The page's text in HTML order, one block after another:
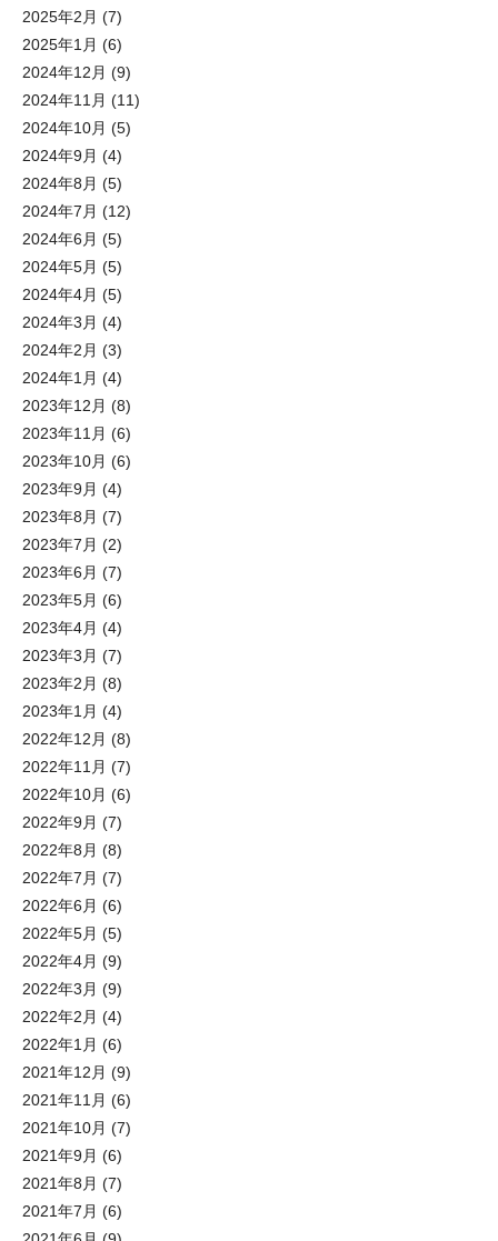
2025年2月 (7)
2025年1月 (6)
2024年12月 (9)
2024年11月 (11)
2024年10月 (5)
2024年9月 (4)
2024年8月 (5)
2024年7月 (12)
2024年6月 (5)
2024年5月 (5)
2024年4月 (5)
2024年3月 (4)
2024年2月 (3)
2024年1月 (4)
2023年12月 (8)
2023年11月 (6)
2023年10月 (6)
2023年9月 (4)
2023年8月 (7)
2023年7月 (2)
2023年6月 (7)
2023年5月 (6)
2023年4月 (4)
2023年3月 (7)
2023年2月 (8)
2023年1月 (4)
2022年12月 (8)
2022年11月 (7)
2022年10月 (6)
2022年9月 (7)
2022年8月 (8)
2022年7月 (7)
2022年6月 (6)
2022年5月 (5)
2022年4月 (9)
2022年3月 (9)
2022年2月 (4)
2022年1月 (6)
2021年12月 (9)
2021年11月 (6)
2021年10月 (7)
2021年9月 (6)
2021年8月 (7)
2021年7月 (6)